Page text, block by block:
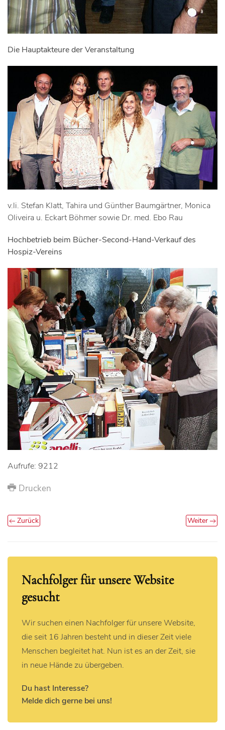
Die Hauptakteure der Veranstaltung
v.li. Stefan Klatt, Tahira und Günther Baumgärtner, Monica
Oliveira u. Eckart Böhmer sowie Dr. med. Ebo Rau
Hochbetrieb beim Bücher-Second-Hand-Verkauf des
Hospiz-Vereins
Aufrufe: 9212
Drucken
Zurück Weiter
Nachfolger für unsere Website
gesucht
Wir suchen einen Nachfolger für unsere Website,
die seit 16 Jahren besteht und in dieser Zeit viele
Menschen begleitet hat. Nun ist es an der Zeit, sie
in neue Hände zu übergeben.
Du hast Interesse?
Melde dich gerne bei uns!